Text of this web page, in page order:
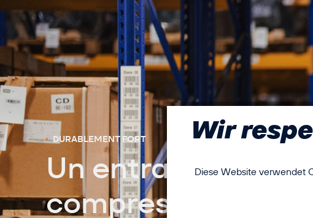
DURABLEMENT FORT
Un entraînement
compresseur au
Wir
Diese Website verwendet